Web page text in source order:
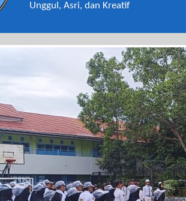
Unggul, Asri, dan Kreatif